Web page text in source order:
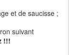
et de saucisse ;
suivant
!!!